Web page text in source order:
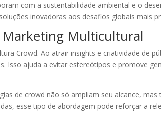
com a sustentabilidade ambiental e o
inovadoras aos desafios globais mais
Marketing Multicultural
Crowd. Ao atrair insights e criatividade de
Isso ajuda a evitar estereótipos e promove
de crowd não só ampliam seu alcance,
esse tipo de abordagem pode reforçar a